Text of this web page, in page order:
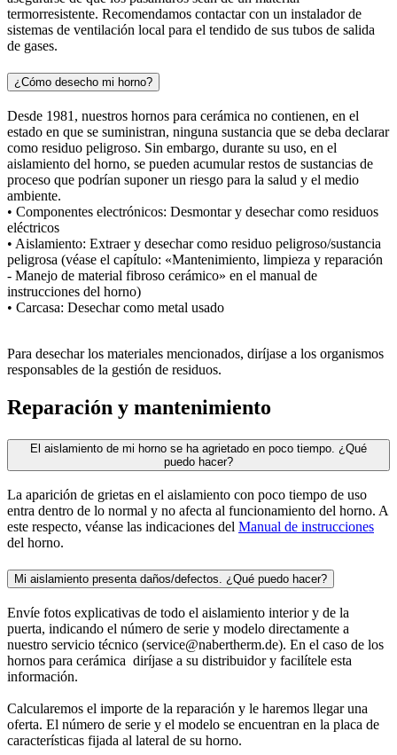
termorresistente. Recomendamos contactar con un instalador de
sistemas de ventilación local para el tendido de sus tubos de salida
de gases.
¿Cómo desecho mi horno?
Desde 1981, nuestros hornos para cerámica no contienen, en el
estado en que se suministran, ninguna sustancia que se deba declarar
como residuo peligroso. Sin embargo, durante su uso, en el
aislamiento del horno, se pueden acumular restos de sustancias de
proceso que podrían suponer un riesgo para la salud y el medio
ambiente.
• Componentes electrónicos: Desmontar y desechar como residuos
eléctricos
• Aislamiento: Extraer y desechar como residuo peligroso/sustancia
peligrosa (véase el capítulo: «Mantenimiento, limpieza y reparación
- Manejo de material fibroso cerámico» en el manual de
instrucciones del horno)
• Carcasa: Desechar como metal usado
Para desechar los materiales mencionados, diríjase a los organismos
responsables de la gestión de residuos.
Reparación y mantenimiento
El aislamiento de mi horno se ha agrietado en poco tiempo. ¿Qué
puedo hacer?
La aparición de grietas en el aislamiento con poco tiempo de uso
entra dentro de lo normal y no afecta al funcionamiento del horno. A
este respecto, véanse las indicaciones del Manual de instrucciones
del horno.
Mi aislamiento presenta daños/defectos. ¿Qué puedo hacer?
Envíe fotos explicativas de todo el aislamiento interior y de la
puerta, indicando el número de serie y modelo directamente a
nuestro servicio técnico (service@nabertherm.de). En el caso de los
hornos para cerámica diríjase a su distribuidor y facilítele esta
información.
Calcularemos el importe de la reparación y le haremos llegar una
oferta. El número de serie y el modelo se encuentran en la placa de
características fijada al lateral de su horno.